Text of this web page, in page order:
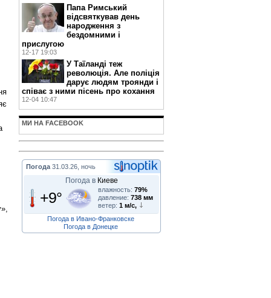
Папа Римський
відсвяткував день
народження з
бездомними і
прислугою
12-17 19:03
У Таїланді теж
революція. Але поліція
дарує людям троянди і
співає з ними пісень про кохання
12-04 10:47
МИ НА FACEBOOK
Погода 31.03.26, ночь
Погода в Киеве
+9° влажность: 79%
давление: 738 мм
ветер: 1 м/с,
Погода в Ивано-Франковске
Погода в Донецке